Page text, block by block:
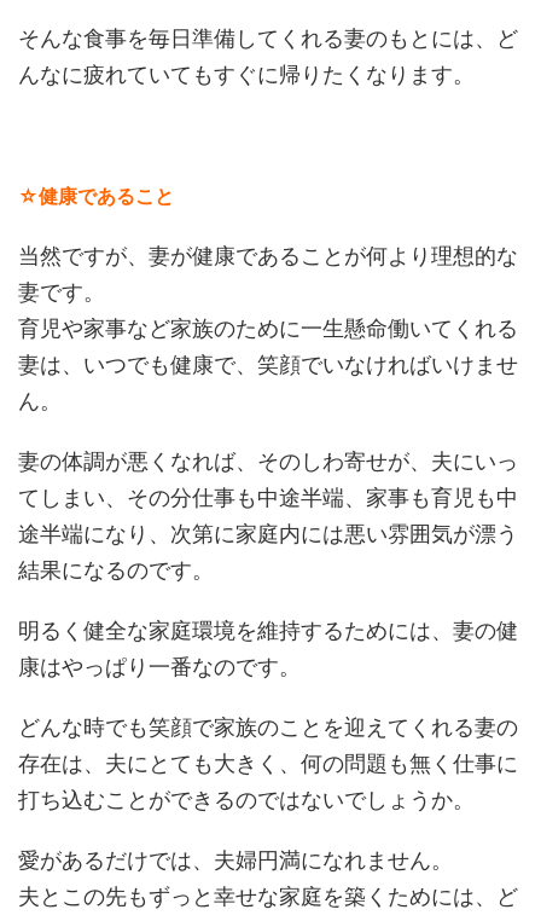
そんな食事を毎日準備してくれる妻のもとには、ど
んなに疲れていてもすぐに帰りたくなります。
☆健康であること
当然ですが、妻が健康であることが何より理想的な
妻です。
育児や家事など家族のために一生懸命働いてくれる
妻は、いつでも健康で、笑顔でいなければいけませ
ん。
妻の体調が悪くなれば、そのしわ寄せが、夫にいっ
てしまい、その分仕事も中途半端、家事も育児も中
途半端になり、次第に家庭内には悪い雰囲気が漂う
結果になるのです。
明るく健全な家庭環境を維持するためには、妻の健
康はやっぱり一番なのです。
どんな時でも笑顔で家族のことを迎えてくれる妻の
存在は、夫にとても大きく、何の問題も無く仕事に
打ち込むことができるのではないでしょうか。
愛があるだけでは、夫婦円満になれません。
夫とこの先もずっと幸せな家庭を築くためには、ど